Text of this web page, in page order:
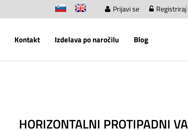
Prijavi se
Kontakt Izdelava po naročilu Blog
HORIZONTALNI PROTIPADNI